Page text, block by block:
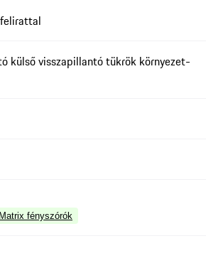
felirattal
külső visszapillantó tükrök környezet-
fényszórók